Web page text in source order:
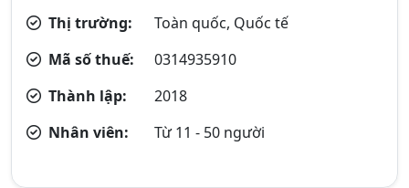
Thị trường:
Toàn quốc, Quốc tế
Mã số thuế:
0314935910
Thành lập:
2018
Nhân viên:
Từ 11 - 50 người